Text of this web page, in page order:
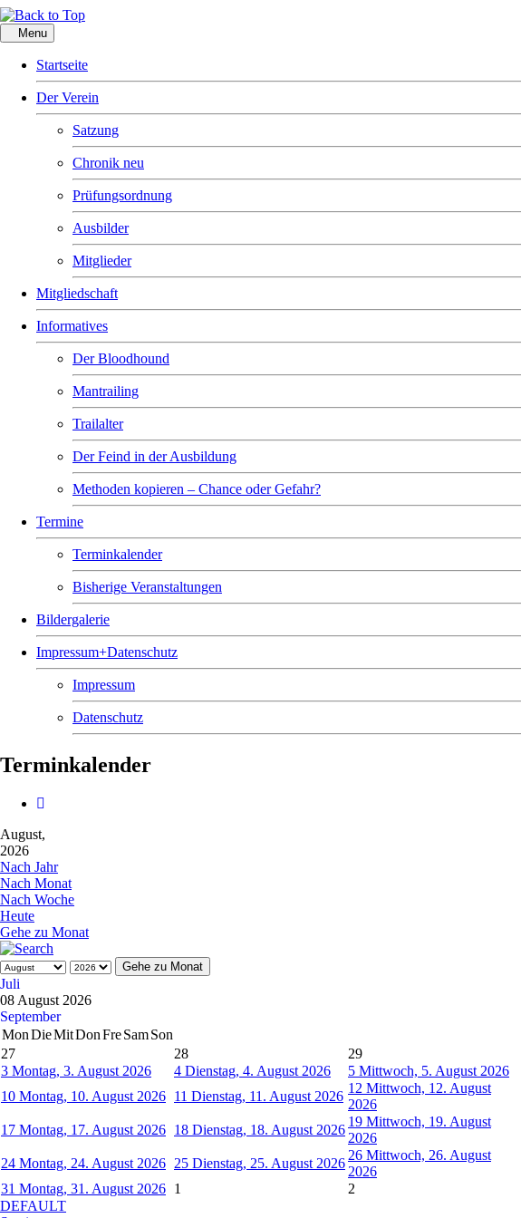
Menu
Startseite
Der Verein
Satzung
Chronik neu
Prüfungsordnung
Ausbilder
Mitglieder
Mitgliedschaft
Informatives
Der Bloodhound
Mantrailing
Trailalter
Der Feind in der Ausbildung
Methoden kopieren – Chance oder Gefahr?
Termine
Terminkalender
Bisherige Veranstaltungen
Bildergalerie
Impressum+Datenschutz
Impressum
Datenschutz
Terminkalender
August,
2026
Nach Jahr
Nach Monat
Nach Woche
Heute
Gehe zu Monat
Gehe zu Monat
Juli
08 August 2026
September
MonDieMitDonFreSamSon
27
28 29
3 Montag, 3. August 2026 4 Dienstag, 4. August 2026 5 Mittwoch, 5. August 2026
10 Montag, 10. August 2026 11 Dienstag, 11. August 2026
12 Mittwoch, 12. August
2026
17 Montag, 17. August 2026 18 Dienstag, 18. August 2026
19 Mittwoch, 19. August
2026
24 Montag, 24. August 2026 25 Dienstag, 25. August 2026
26 Mittwoch, 26. August
2026
31 Montag, 31. August 2026 1 2
DEFAULT